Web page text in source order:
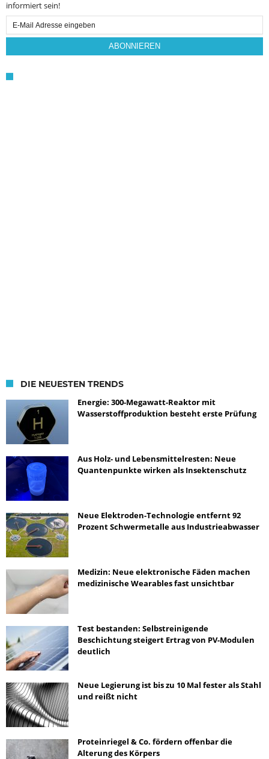
informiert sein!
Email
Subscription
ABONNIEREN
DIE NEUESTEN TRENDS
Energie: 300-Megawatt-Reaktor mit
Wasserstoffproduktion besteht erste Prüfung
Aus Holz- und Lebensmittelresten: Neue
Quantenpunkte wirken als Insektenschutz
Neue Elektroden-Technologie entfernt 92
Prozent Schwermetalle aus Industrieabwasser
Medizin: Neue elektronische Fäden machen
medizinische Wearables fast unsichtbar
Test bestanden: Selbstreinigende
Beschichtung steigert Ertrag von PV-Modulen
deutlich
Neue Legierung ist bis zu 10 Mal fester als Stahl
und reißt nicht
Proteinriegel & Co. fördern offenbar die
Alterung des Körpers